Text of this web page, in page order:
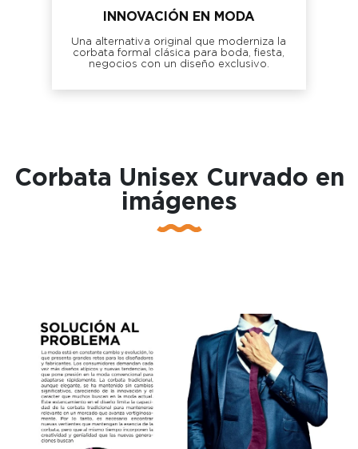
INNOVACIÓN EN MODA
Una alternativa original que moderniza la
corbata formal clásica para boda, fiesta,
negocios con un diseño exclusivo.
Corbata Unisex Curvado en
imágenes